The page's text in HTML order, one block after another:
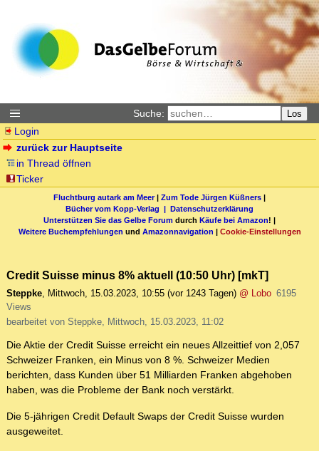
Suche: Los
Login
zurück zur Hauptseite
in Thread öffnen
Ticker
Fluchtburg autark am Meer| Zum Tode Jürgen Küßners |
Bücher vom Kopp-Verlag | Datenschutzerklärung
Unterstützen Sie das Gelbe Forum durch Käufe bei Amazon! |
Weitere Buchempfehlungen und Amazonnavigation | Cookie-Einstellungen
Credit Suisse minus 8% aktuell (10:50 Uhr) [mkT]
Steppke, Mittwoch, 15.03.2023, 10:55 (vor 1243 Tagen) @ Lobo 6195
Views
bearbeitet von Steppke, Mittwoch, 15.03.2023, 11:02
Die Aktie der Credit Suisse erreicht ein neues Allzeittief von 2,057
Schweizer Franken, ein Minus von 8 %. Schweizer Medien
berichten, dass Kunden über 51 Milliarden Franken abgehoben
haben, was die Probleme der Bank noch verstärkt.
Die 5-jährigen Credit Default Swaps der Credit Suisse wurden
ausgeweitet.